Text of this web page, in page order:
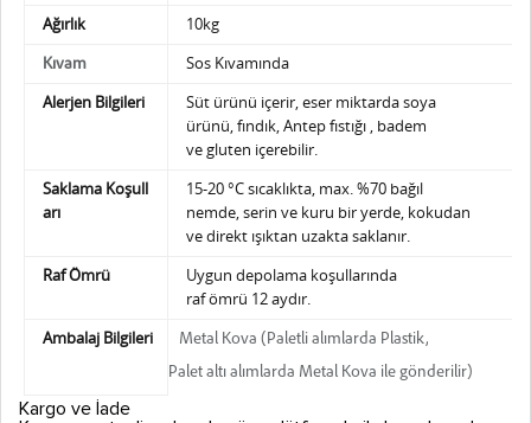
Ağırlık
10kg
Kıvam
Sos Kıvamında
Alerjen Bilgileri
Süt ürünü içerir, eser miktarda soya
ürünü, fındık, Antep fıstığı , badem
ve gluten içerebilir.
Saklama Koşull
arı
15-20 °C sıcaklıkta, max. %70 bağıl
nemde, serin ve kuru bir yerde, kokudan
ve direkt ışıktan uzakta saklanır.
Raf Ömrü
Uygun depolama koşullarında
raf ömrü 12 aydır.
Ambalaj Bilgileri
Metal Kova (Paletli alımlarda Plastik,
Palet altı alımlarda Metal Kova ile gönderilir)
Kargo ve İade